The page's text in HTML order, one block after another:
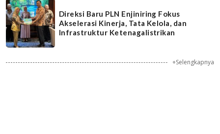
Direksi Baru PLN Enjiniring Fokus
Akselerasi Kinerja, Tata Kelola, dan
Infrastruktur Ketenagalistrikan
+Selengkapnya